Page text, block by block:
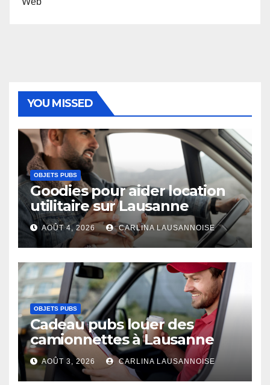
YOU MISSED
OBJETS PUBS
Goodies pour aider location
utilitaire sur Lausanne
AOÛT 4, 2026 CARLINA LAUSANNOISE
OBJETS PUBS
Cadeau pubs louer des
camionnettes à Lausanne
AOÛT 3, 2026 CARLINA LAUSANNOISE